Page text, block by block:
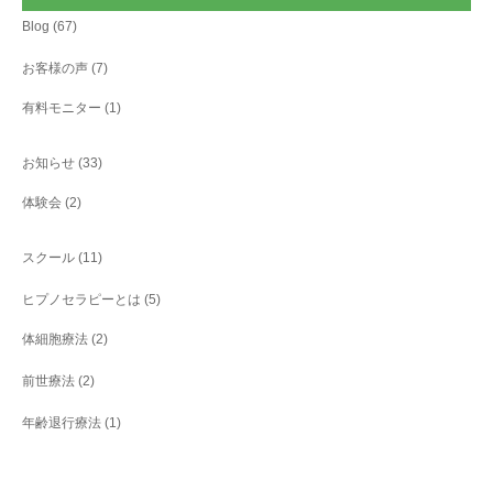
Blog (67)
お客様の声 (7)
有料モニター (1)
お知らせ (33)
体験会 (2)
スクール (11)
ヒプノセラピーとは (5)
体細胞療法 (2)
前世療法 (2)
年齢退行療法 (1)